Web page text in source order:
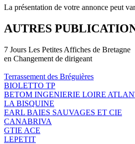
La présentation de votre annonce peut
AUTRES
7 Jours Les Petites Affiches de Bretagne
en Changement de dirigeant
Terrassement des Bréguières
BIOLETTO TP
BETOM INGENIERIE LOIRE
LA BISQUINE
EARL BAIES SAUVAGES ET CIE
CANABRIVA
GTIE ACE
LEPETIT